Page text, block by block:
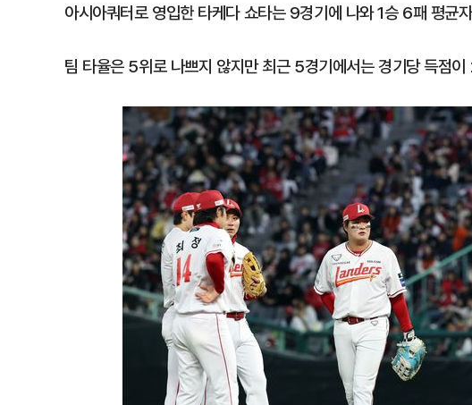
아시아쿼터로 영입한 타케다 쇼타는 9경기에 나와 1승 6패 평균
팀 타율은 5위로 나쁘지 않지만 최근 5경기에서는 경기당 득점